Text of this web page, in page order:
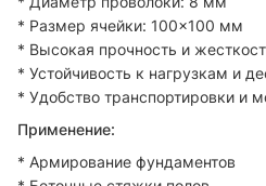
* Размер ячейки: 100×100 мм
* Высокая прочность и
* Устойчивость к нагрузкам и
* Удобство транспортировки и
Применение:
* Армирование фундаментов